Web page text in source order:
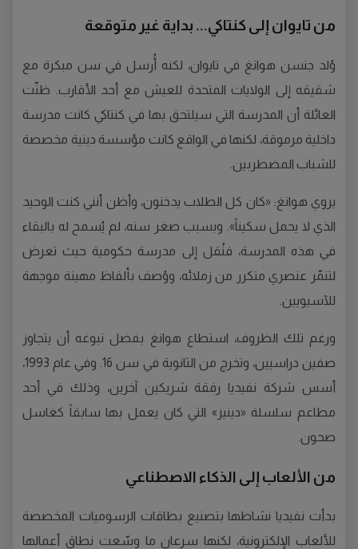
من تايوان إلى كنتاكي... بداية غير متوقعة
وُلد جنسن هوانغ في تايوان، لكنه أُرسل في سن مبكرة مع
شقيقه إلى الولايات المتحدة للعيش مع أحد الأقارب. ظنّت
العائلة أن المدرسة التي سيلتحق بها في كنتاكي كانت مدرسة
داخلية مرموقة، لكنها في الواقع كانت مؤسسة دينية مخصصة
للشباب المضطربين.
يروي هوانغ: «كان كل الطلاب يدخنون، وأظن أنني كنت الوحيد
الذي لا يحمل سكيناً». وبسبب صغر سنه، لم يُسمح له بالبقاء
في هذه المدرسة، فنُقل إلى مدرسة حكومية حيث تعرض
لتنمّر عنصري متكرر من زملائه، ووُصف بألفاظ مهينة موجهة
للآسيويين.
ورغم تلك الظروف، استطاع هوانغ بفضل نبوغه أن يتجاوز
صفين دراسيين، وتخرج من الثانوية في سن 16. وفي عام 1993،
أسس شركة نفيديا رفقة شريكين آخرين، وذلك في أحد
مطاعم سلسلة «دينيز» التي كان يعمل بها سابقاً كغاسل
صحون.
من الألعاب إلى الذكاء الاصطناعي
بدأت نفيديا نشاطها بتصنيع بطاقات الرسوميات المخصصة
للألعاب الإلكترونية، لكنها سرعان ما وسّعت نطاق أعمالها